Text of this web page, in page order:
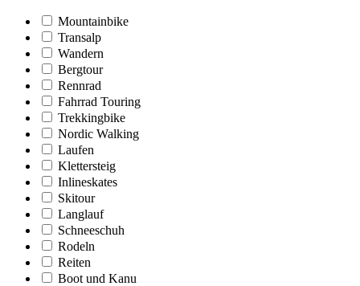
Mountainbike
Transalp
Wandern
Bergtour
Rennrad
Fahrrad Touring
Trekkingbike
Nordic Walking
Laufen
Klettersteig
Inlineskates
Skitour
Langlauf
Schneeschuh
Rodeln
Reiten
Boot und Kanu